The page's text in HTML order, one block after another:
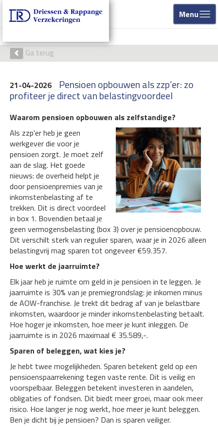
Menu
Ga terug
21-04-2026 Pensioen opbouwen als zzp’er: zo
profiteer je direct van belastingvoordeel
Waarom pensioen opbouwen als zelfstandige?
Als zzp'er heb je geen
werkgever die voor je
pensioen zorgt. Je moet zelf
aan de slag. Het goede
nieuws: de overheid helpt je
door pensioenpremies van je
inkomstenbelasting af te
trekken. Dit is direct voordeel
in box 1. Bovendien betaal je
geen vermogensbelasting (box 3) over je pensioenopbouw.
Dit verschilt sterk van regulier sparen, waar je in 2026 alleen
belastingvrij mag sparen tot ongeveer €59.357.
Hoe werkt de jaarruimte?
Elk jaar heb je ruimte om geld in je pensioen in te leggen. Je
jaarruimte is 30% van je premiegrondslag: je inkomen minus
de AOW-franchise. Je trekt dit bedrag af van je belastbare
inkomsten, waardoor je minder inkomstenbelasting betaalt.
Hoe hoger je inkomsten, hoe meer je kunt inleggen. De
jaarruimte is in 2026 maximaal € 35.589,-.
Sparen of beleggen, wat kies je?
Je hebt twee mogelijkheden. Sparen betekent geld op een
pensioenspaarrekening tegen vaste rente. Dit is veilig en
voorspelbaar. Beleggen betekent investeren in aandelen,
obligaties of fondsen. Dit biedt meer groei, maar ook meer
risico. Hoe langer je nog werkt, hoe meer je kunt beleggen.
Ben je dicht bij je pensioen? Dan is sparen veiliger.